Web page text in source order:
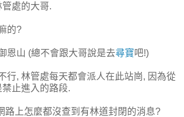
處的大哥.
的?
恩山 (總不會跟大哥說是去尋寶吧!)
行, 林管處每天都會派人在此站崗, 因為從
止進入的路段.
路上怎麼都沒查到有林道封閉的消息?